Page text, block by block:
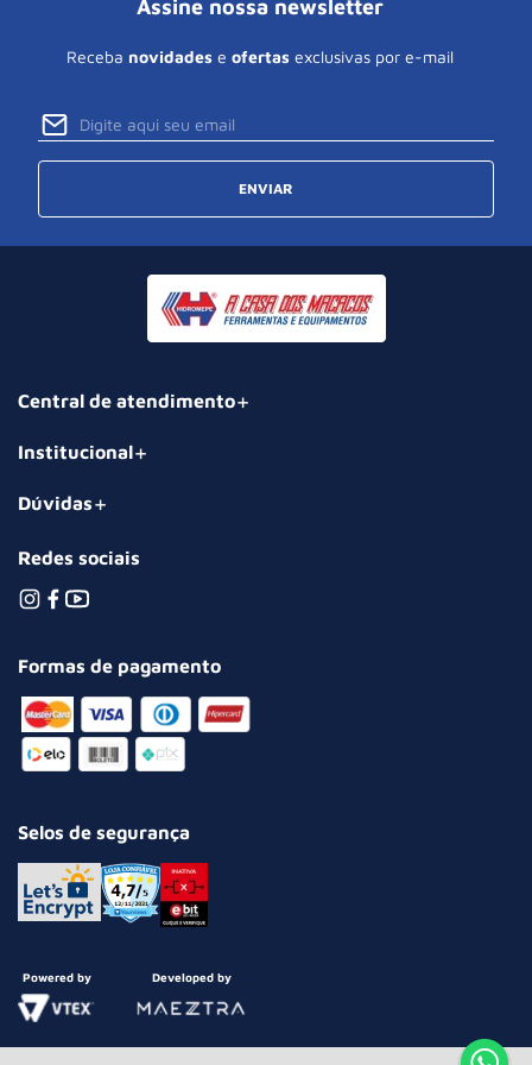
Assine nossa newsletter
Receba novidades e ofertas exclusivas por e-mail
ENVIAR
Central de atendimento
Institucional
Dúvidas
Redes sociais
Formas de pagamento
Selos de segurança
Powered by Developed by